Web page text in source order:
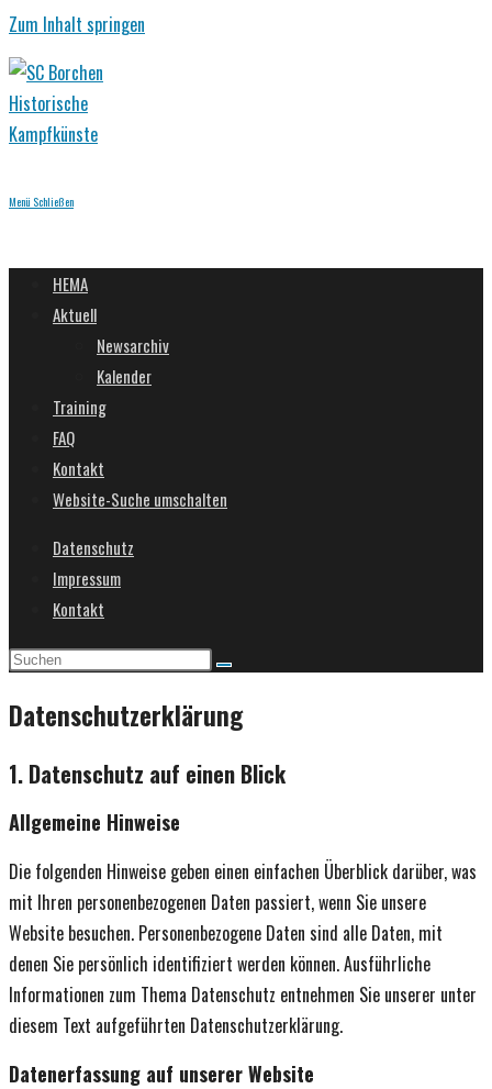
Zum Inhalt springen
Menü Schließen
HEMA
Aktuell
Newsarchiv
Kalender
Training
FAQ
Kontakt
Website-Suche umschalten
Datenschutz
Impressum
Kontakt
Datenschutzerklärung
1. Datenschutz auf einen Blick
Allgemeine Hinweise
Die folgenden Hinweise geben einen einfachen Überblick darüber, was
mit Ihren personenbezogenen Daten passiert, wenn Sie unsere
Website besuchen. Personenbezogene Daten sind alle Daten, mit
denen Sie persönlich identifiziert werden können. Ausführliche
Informationen zum Thema Datenschutz entnehmen Sie unserer unter
diesem Text aufgeführten Datenschutzerklärung.
Datenerfassung auf unserer Website